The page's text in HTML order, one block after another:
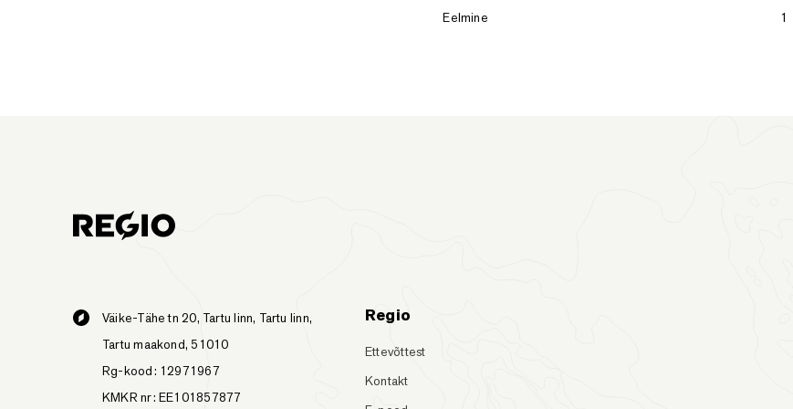
Eelmine 1
Väike-Tähe tn 20, Tartu linn, Tartu linn,
Tartu maakond, 51010
Rg-kood: 12971967
KMKR nr: EE101857877
Regio
Ettevõttest
Kontakt